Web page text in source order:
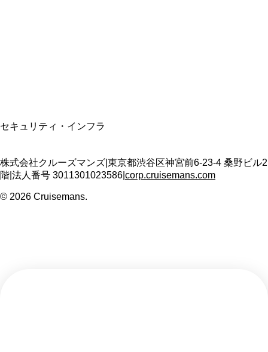
セキュリティ・インフラ
株式会社クルーズマンズ 東京都渋谷区神宮前6-23-4 桑野ビル2
階 法人番号 3011301023586 corp.cruisemans.com
© 2026 Cruisemans.